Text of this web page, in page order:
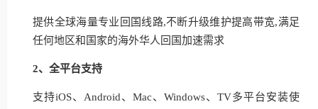
提供全球海量专业回国线路,不断升级维护提高带宽,满足
任何地区和国家的海外华人回国加速需求
2、全平台支持
支持iOS、Android、Mac、Windows、TV多平台安装使